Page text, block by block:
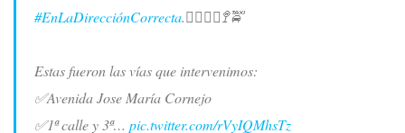
#EnLaDirecciónCorrecta.🚶‍♂️🚶‍♀️🚏🚖
Estas fueron las vías que intervenimos:
✅Avenida Jose María Cornejo
✅1ª calle y 3ª… pic.twitter.com/rVyIQMhsTz